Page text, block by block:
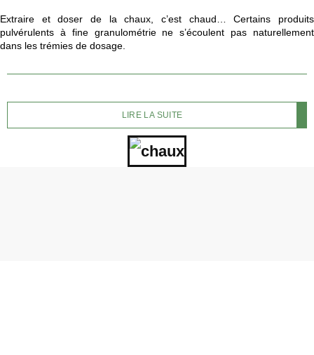
Extraire et doser de la chaux, c’est chaud… Certains produits
pulvérulents à fine granulométrie ne s’écoulent pas naturellement
dans les trémies de dosage.
LIRE LA SUITE